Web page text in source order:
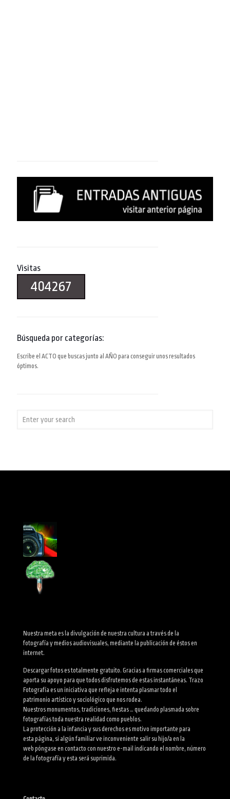
Visitas
404267
Búsqueda por categorías:
Escribe el ACTO que buscas junto al AÑO para conseguir unos resultados
óptimos.
Nuestra meta es la divulgación de nuestra cultura a través de la
fotografía y medios audiovisuales, mediante la publicación de éstos en
internet.
Descargar fotos es totalmente gratuito. Gracias a firmas comerciales que
aporta su apoyo para que todos disfrutemos de estas instantáneas. Trazo
Fotografía es un iniciativa que refleja e intenta plasmar todo el
patrimonio artístico y sociológico que nos rodea.
Nuestros monumentos, tradiciones, fiestas … quedando plasmada sobre
fotografías toda nuestra realidad como pueblos.
La protección a la infancia y sus derechos es motivo importante para
esta página, si algún familiar ve inconveniente salir su hijo/a en la
web póngase en contacto con nuestro e-mail indicando el nombre, número
de la fotografía y esta será suprimida.